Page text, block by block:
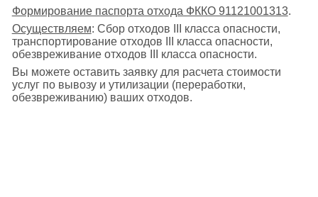
Формирование паспорта отхода ФККО 91121001313.
Осуществляем: Сбор отходов III класса опасности,
транспортирование отходов III класса опасности,
обезвреживание отходов III класса опасности.
Вы можете оставить заявку для расчета стоимости
услуг по вывозу и утилизации (переработки,
обезвреживанию) ваших отходов.